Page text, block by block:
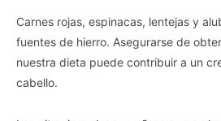
Carnes rojas, espinacas, lentejas y
fuentes de hierro. Asegurarse de
nuestra dieta puede contribuir a un
cabello.